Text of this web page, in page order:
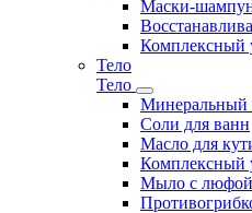
Маски-
Комплексный
Тело
Тело
Минеральный
Соли для ванн
Масло для
Комплексный
Мыло с люфой